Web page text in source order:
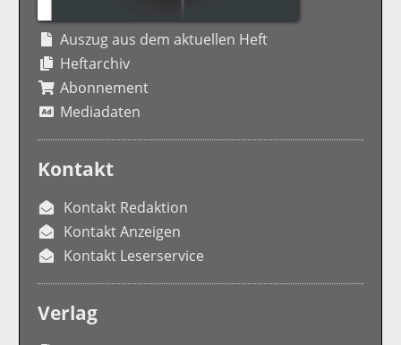
Auszug aus dem aktuellen Heft
Heftarchiv
Abonnement
Mediadaten
Kontakt
Kontakt Redaktion
Kontakt Anzeigen
Kontakt Leserservice
Verlag